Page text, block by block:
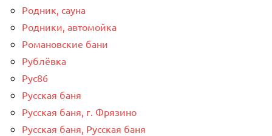
Родник, сауна
Родники, автомойка
Романовские бани
Рублёвка
Рус86
Русская баня
Русская баня, г. Фрязино
Русская баня, Русская баня